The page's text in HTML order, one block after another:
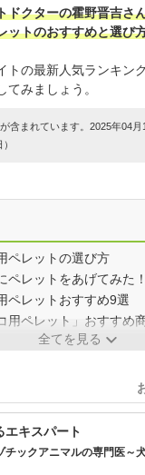
ドクターの霍野晋吉さ
ットのおすすめと選び
トの最新人気ランキン
みましょう。
含まれています。2025年04
ペレットの選び方
ペレットをあげてみた！
ペレットおすすめ9選
用ペレット」おすすめ
全てを見る
エキスパート
チックアニマルの専門医～